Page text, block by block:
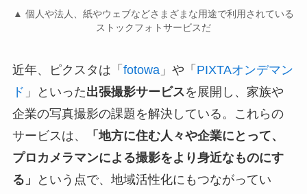
▲ 個人や法人、紙やウェブなどさまざまな用途で利用されている
ストックフォトサービスだ
近年、ピクスタは「 fotowa」や「 PIXTAオンデマン
ド 」といった出張撮影サービスを展開し、家族や
企業の写真撮影の課題を解決している。これらの
サービスは、
「地方に住む人々や企業にとって、
プロカメラマンによる撮影をより身近なものにす
る」
という点で、地域活性化にもつながってい